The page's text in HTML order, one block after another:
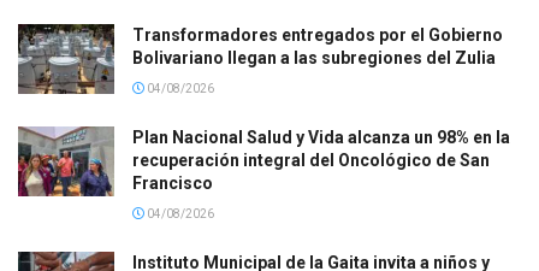
Transformadores entregados por el Gobierno
Bolivariano llegan a las subregiones del Zulia
04/08/2026
Plan Nacional Salud y Vida alcanza un 98% en la
recuperación integral del Oncológico de San
Francisco
04/08/2026
Instituto Municipal de la Gaita invita a niños y